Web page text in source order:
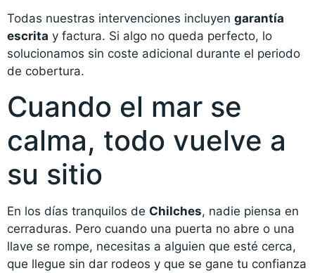
Todas nuestras intervenciones incluyen garantía
escrita y factura. Si algo no queda perfecto, lo
solucionamos sin coste adicional durante el periodo
de cobertura.
Cuando el mar se
calma, todo vuelve a
su sitio
En los días tranquilos de Chilches, nadie piensa en
cerraduras. Pero cuando una puerta no abre o una
llave se rompe, necesitas a alguien que esté cerca,
que llegue sin dar rodeos y que se gane tu confianza